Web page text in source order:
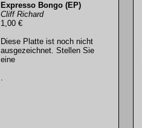
Expresso Bongo (EP)
Cliff Richard
1,00 €
Diese Platte ist noch nicht
ausgezeichnet. Stellen Sie
eine
.